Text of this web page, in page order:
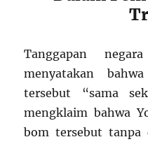
Tanggapan
menyatakan
tersebut “sama
mengklaim bahwa
bom tersebut tanpa